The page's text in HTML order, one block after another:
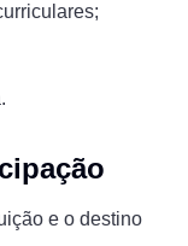
e o destino